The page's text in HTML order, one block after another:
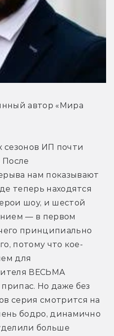
автор «Мира
сезонов ИП почти
После
нам показывают
теперь находятся
шоу, и шестой
— в первом
принципиально
потому что кое-
для
ВЕСЬМА
Но даже без
серия смотрится на
бодро, динамично
больше